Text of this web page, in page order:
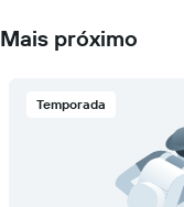
Mais próximo
Temporada